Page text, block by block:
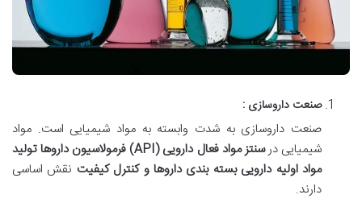
صنعت داروسازی :
صنعت داروسازی به شدت وابسته به مواد شیمیایی است. مواد
شیمیایی درسنتز مواد فعال دارویی(API)
فرمولاسیون داروها تولید
مواد اولیه دارویی بسته بندی داروها و کنترل کیفیت نقش اساسی
دارند.